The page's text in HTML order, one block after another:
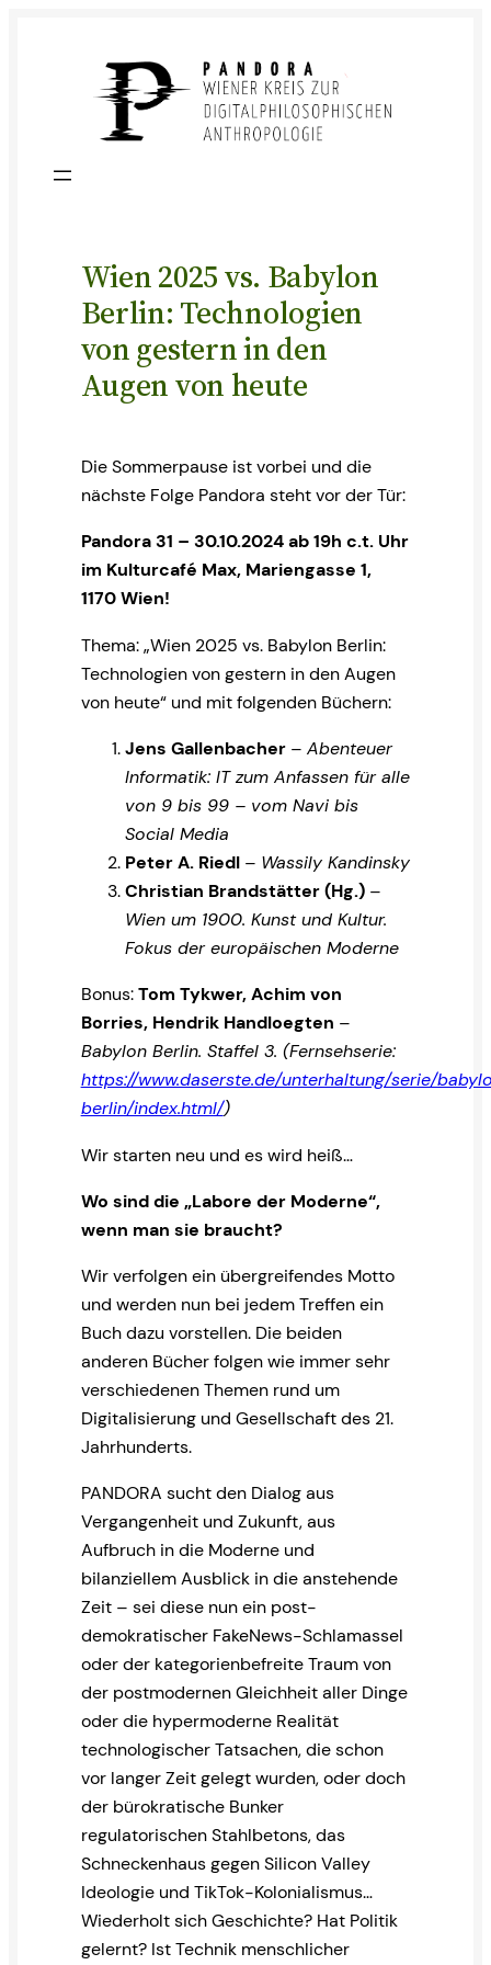
Wien 2025 vs. Babylon
Berlin: Technologien
von gestern in den
Augen von heute
Die Sommerpause ist vorbei und die
nächste Folge Pandora steht vor der Tür:
Pandora 31 – 30.10.2024 ab 19h c.t. Uhr
im Kulturcafé Max, Mariengasse 1,
1170 Wien!
Thema: „Wien 2025 vs. Babylon Berlin:
Technologien von gestern in den Augen
von heute“ und mit folgenden Büchern:
Jens Gallenbacher– Abenteuer
Informatik: IT zum Anfassen für alle
von 9 bis 99 – vom Navi bis
Social Media
Peter A. Riedl– Wassily Kandinsky
Christian Brandstätter (Hg.)–
Wien um 1900. Kunst und Kultur.
Fokus der europäischen Moderne
Bonus:Tom Tykwer, Achim von
Borries, Hendrik Handloegten –
Babylon Berlin. Staffel 3. (Fernsehserie:
https://www.daserste.de/unterhaltung/serie/
berlin/index.html/)
Wir starten neu und es wird heiß…
Wo sind die „Labore der Moderne“,
wenn man sie braucht?
Wir verfolgen ein übergreifendes Motto
und werden nun bei jedem Treffen ein
Buch dazu vorstellen. Die beiden
anderen Bücher folgen wie immer sehr
verschiedenen Themen rund um
Digitalisierung und Gesellschaft des 21.
Jahrhunderts.
PANDORA sucht den Dialog aus
Vergangenheit und Zukunft, aus
Aufbruch in die Moderne und
bilanziellem Ausblick in die anstehende
Zeit – sei diese nun ein post-
demokratischer FakeNews-Schlamassel
oder der kategorienbefreite Traum von
der postmodernen Gleichheit aller Dinge
oder die hypermoderne Realität
technologischer Tatsachen, die schon
vor langer Zeit gelegt wurden, oder doch
der bürokratische Bunker
regulatorischen Stahlbetons, das
Schneckenhaus gegen Silicon Valley
Ideologie und TikTok-Kolonialismus…
Wiederholt sich Geschichte? Hat Politik
gelernt? Ist Technik menschlicher